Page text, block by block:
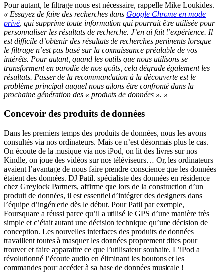
Pour autant, le filtrage nous est nécessaire, rappelle Mike Loukides.
« Essayez de faire des recherches dans Google Chrome en mode
privé, qui supprime toute information qui pourrait être utilisée pour
personnaliser les résultats de recherche. J’en ai fait l’expérience. Il
est difficile d’obtenir des résultats de recherches pertinents lorsque
le filtrage n’est pas basé sur la connaissance préalable de vos
intérêts. Pour autant, quand les outils que nous utilisons se
transforment en parodie de nos goûts, cela dégrade également les
résultats. Passer de la recommandation à la découverte est le
problème principal auquel nous allons être confronté dans la
prochaine génération des « produits de données ». »
Concevoir des produits de données
Dans les premiers temps des produits de données, nous les avons
consultés via nos ordinateurs. Mais ce n’est désormais plus le cas.
On écoute de la musique via nos iPod, on lit des livres sur nos
Kindle, on joue des vidéos sur nos téléviseurs… Or, les ordinateurs
avaient l’avantage de nous faire prendre conscience que les données
étaient des données. DJ Patil, spécialiste des données en résidence
chez Greylock Partners, affirme que lors de la construction d’un
produit de données, il est essentiel d’intégrer des designers dans
l’équipe d’ingénierie dès le début. Pour Patil par exemple,
Foursquare a réussi parce qu’il a utilisé le GPS d’une manière très
simple et c’était autant une décision technique qu’une décision de
conception. Les nouvelles interfaces des produits de données
travaillent toutes à masquer les données proprement dites pour
trouver et faire apparaitre ce que l’utilisateur souhaite. L’iPod a
révolutionné l’écoute audio en éliminant les boutons et les
commandes pour accéder à sa base de données musicale !